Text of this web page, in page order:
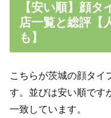
【安い順】顔
店一覧と総評【
も】
こちらが茨城の顔タイ
す。並びは安い順です
一致しています。